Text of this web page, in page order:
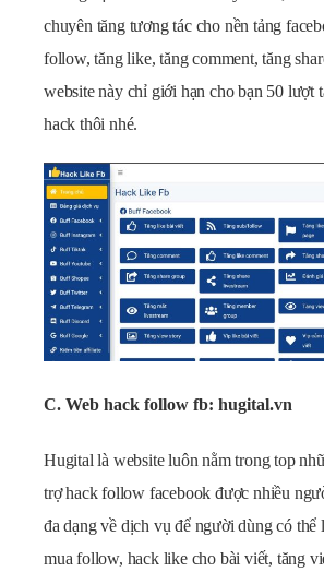
chuyên tăng tương tác cho nền tảng
follow, tăng like, tăng comment, tăng
website này chỉ giới hạn cho bạn 50 lượt
hack thôi nhé.
C. Web hack follow fb: hugital.vn
Hugital là website luôn nằm trong top
trợ hack follow facebook được nhiều
đa dạng về dịch vụ để người dùng có thể
mua follow, hack like cho bài viết, tăng